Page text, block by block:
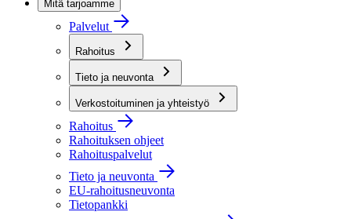
Mitä tarjoamme
Palvelut
Rahoitus
Tieto ja neuvonta
Verkostoituminen ja yhteistyö
Rahoitus
Rahoituksen ohjeet
Rahoituspalvelut
Tieto ja neuvonta
EU-rahoitusneuvonta
Tietopankki